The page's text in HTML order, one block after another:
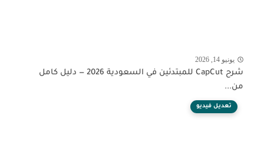
يونيو 14, 2026
شرح CapCut للمبتدئين في السعودية 2026 — دليل كامل
من...
تعديل فيديو